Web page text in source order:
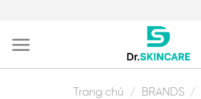
content
Trang chủ / BRANDS /